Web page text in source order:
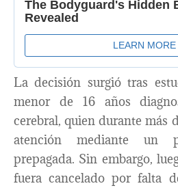
La decisión surgió tras
menor de 16 años
cerebral, quien durante más
atención mediante un
prepagada. Sin embargo,
fuera cancelado por falta